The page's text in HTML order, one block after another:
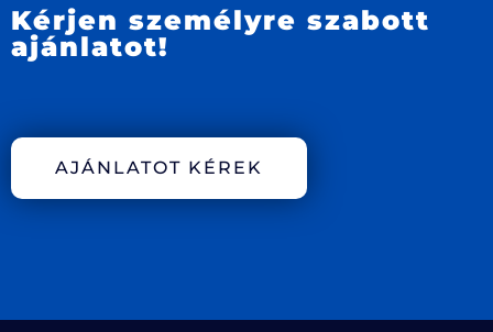
Kérjen személyre szabott
ajánlatot!
AJÁNLATOT KÉREK